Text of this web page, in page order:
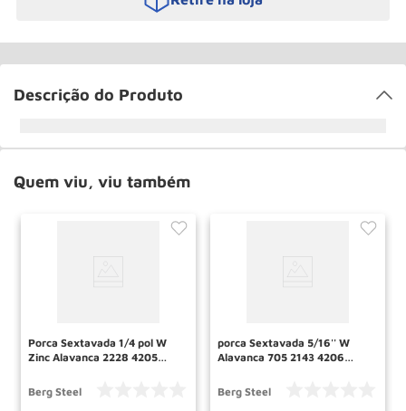
Descrição do Produto
Quem viu, viu também
Porca Sextavada 1/4 pol W
Zinc Alavanca 2228 4205
Berg Steel
porca Sextavada 5/16'' W
Alavanca 705 2143 4206
Berg Steel